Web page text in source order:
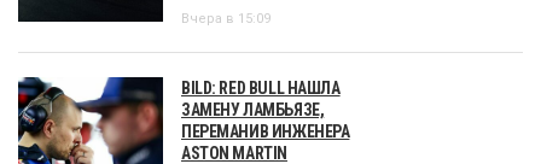
Вчера в 15:09
BILD: RED BULL НАШЛА
ЗАМЕНУ ЛАМБЬЯЗЕ,
ПЕРЕМАНИВ ИНЖЕНЕРА
ASTON MARTIN